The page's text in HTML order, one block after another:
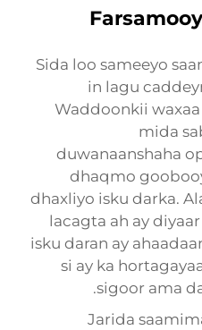
Sida loo sameeyo
in lagu
Waddoonkii
mida
duwanaanshaha
dhaqmo
dhaxliyo isku darka.
lacagta ah ay
isku daran ay
si ay ka
sigoor ama
Jarida